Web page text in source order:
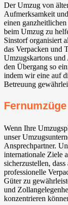
Der Umzug von
Aufmerksamkeit
einen
beim Umzug zu
Sinstorf organisiert
das Verpacken und
Umzugskartons
den Übergang so
indem wir eine auf
Betreuung
Fernumzüge
Wenn Ihre
unser
Ansprechpartner.
internationale Ziele
sicherzustellen,
professionelle
Güter zu
und
konzentrieren